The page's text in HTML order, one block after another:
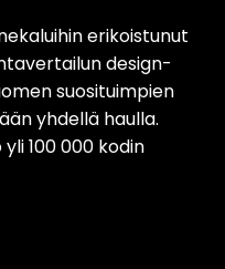
erikoistunut
design-
suosituimpien
yhdellä haulla.
100 000 kodin